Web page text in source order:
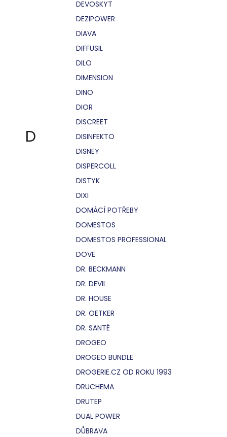
D
DEVOSKYT
DEZIPOWER
DIAVA
DIFFUSIL
DILO
DIMENSION
DINO
DIOR
DISCREET
DISINFEKTO
DISNEY
DISPERCOLL
DISTYK
DIXI
DOMÁCÍ POTŘEBY
DOMESTOS
DOMESTOS PROFESSIONAL
DOVE
DR. BECKMANN
DR. DEVIL
DR. HOUSE
DR. OETKER
DR. SANTÉ
DROGEO
DROGEO BUNDLE
DROGERIE.CZ OD ROKU 1993
DRUCHEMA
DRUTEP
DUAL POWER
DŮBRAVA